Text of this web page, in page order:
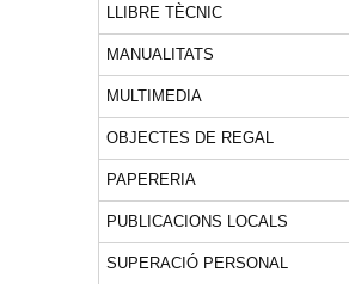
LLIBRE TÈCNIC
MANUALITATS
MULTIMEDIA
OBJECTES DE REGAL
PAPERERIA
PUBLICACIONS LOCALS
SUPERACIÓ PERSONAL